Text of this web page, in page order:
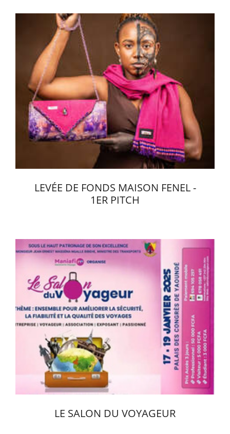
LEVÉE DE FONDS MAISON FENEL -
1ER PITCH
Paris, FRANCE
2024-04-16
Voir l'évènement
LE SALON DU VOYAGEUR